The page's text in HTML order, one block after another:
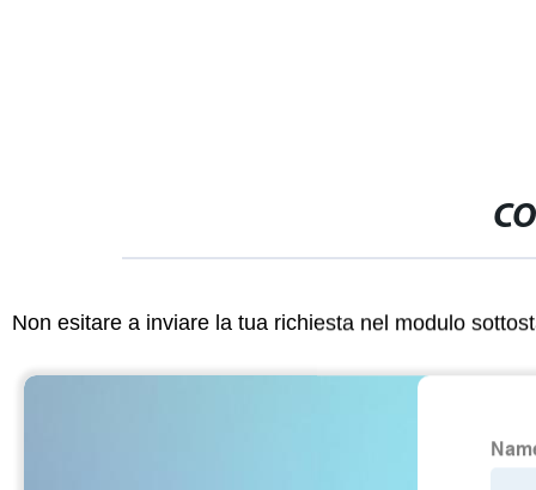
Non esitare a inviare la tua richiesta nel modulo